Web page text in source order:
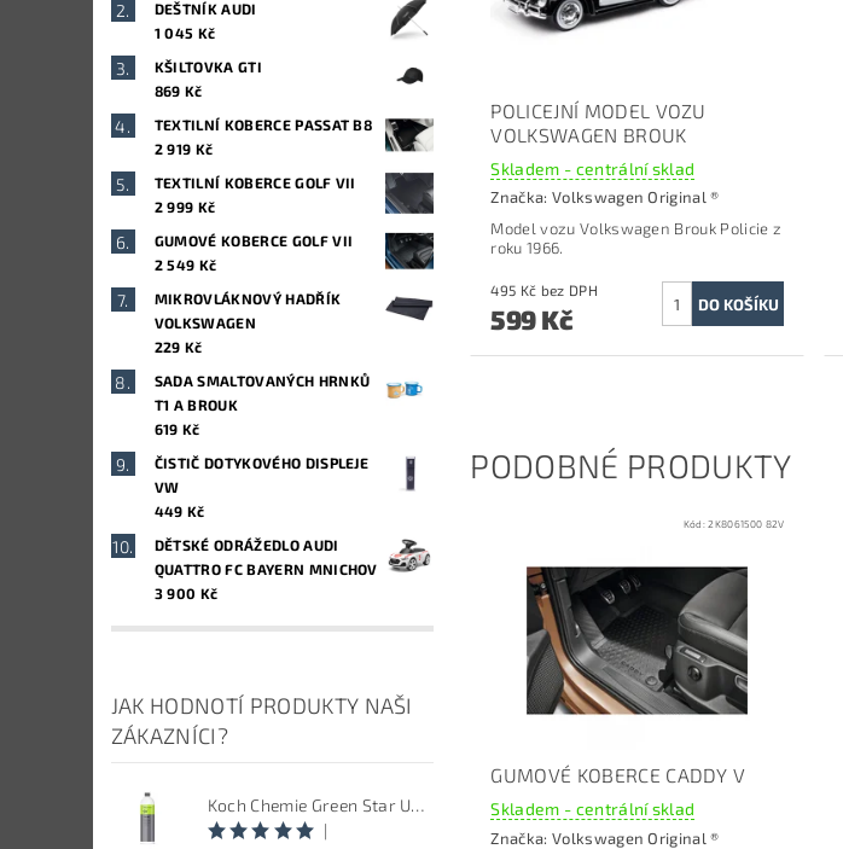
DEŠTNÍK AUDI
1 045 Kč
KŠILTOVKA GTI
869 Kč
TEXTILNÍ KOBERCE PASSAT B8
2 919 Kč
TEXTILNÍ KOBERCE GOLF VII
2 999 Kč
GUMOVÉ KOBERCE GOLF VII
2 549 Kč
MIKROVLÁKNOVÝ HADŘÍK
VOLKSWAGEN
229 Kč
SADA SMALTOVANÝCH HRNKŮ
T1 A BROUK
619 Kč
ČISTIČ DOTYKOVÉHO DISPLEJE
VW
449 Kč
DĚTSKÉ ODRÁŽEDLO AUDI
QUATTRO FC BAYERN MNICHOV
3 900 Kč
JAK HODNOTÍ PRODUKTY NAŠI
ZÁKAZNÍCI?
Koch Chemie Green Star Univerzal - Univerzální čistič
|
POLICEJNÍ MODEL VOZU
VOLKSWAGEN BROUK
Skladem - centrální sklad
Značka: Volkswagen Original ®
Model vozu Volkswagen Brouk Policie z
roku 1966.
495 Kč bez DPH
599 Kč
PODOBNÉ PRODUKTY
Kód:2K8061500 82V
GUMOVÉ KOBERCE CADDY V
Skladem - centrální sklad
Značka: Volkswagen Original ®